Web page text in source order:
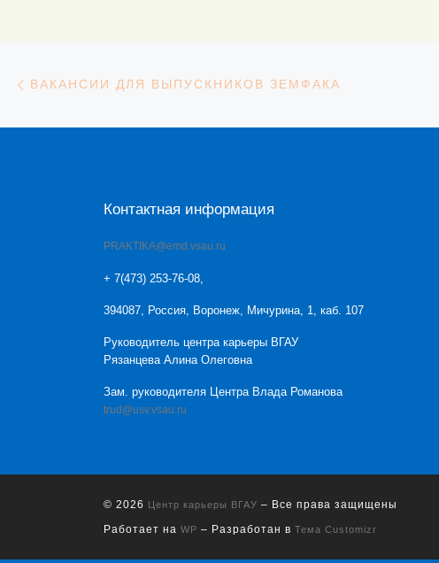
Навигация
ВАКАНСИИ ДЛЯ ВЫПУСКНИКОВ ЗЕМФАКА
Контактная информация
PRAKTIKA@emd.vsau.ru
+ 7(473) 253-76-08,
394087, Россия, Воронеж, Мичурина, 1, каб. 107
Руководитель центра карьеры ВГАУ
Рязанцева Алина Олеговна
Зам. руководителя Центра Влада Романова
trud@usv.vsau.ru
© 2026 Центр карьеры ВГАУ – Все права защищены
Работает на WP – Разработан в Тема Customizr